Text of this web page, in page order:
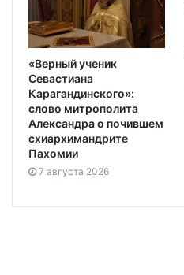
«Верный ученик
Севастиана
Карагандинского»:
слово митрополита
Александра о почившем
схиархимандрите
Пахомии
7 августа 2026